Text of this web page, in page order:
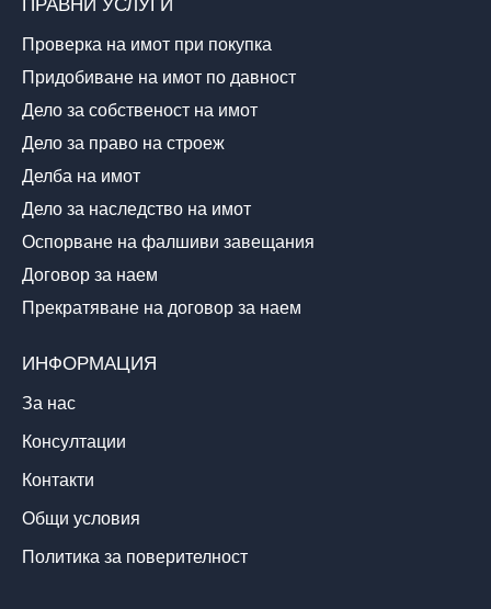
ПРАВНИ УСЛУГИ
Проверка на имот при покупка
Придобиване на имот по давност
Дело за собственост на имот
Дело за право на строеж
Делба на имот
Дело за наследство на имот
Оспорване на фалшиви завещания
Договор за наем
Прекратяване на договор за наем
ИНФОРМАЦИЯ
За нас
Консултации
Контакти
Общи условия
Политика за поверителност